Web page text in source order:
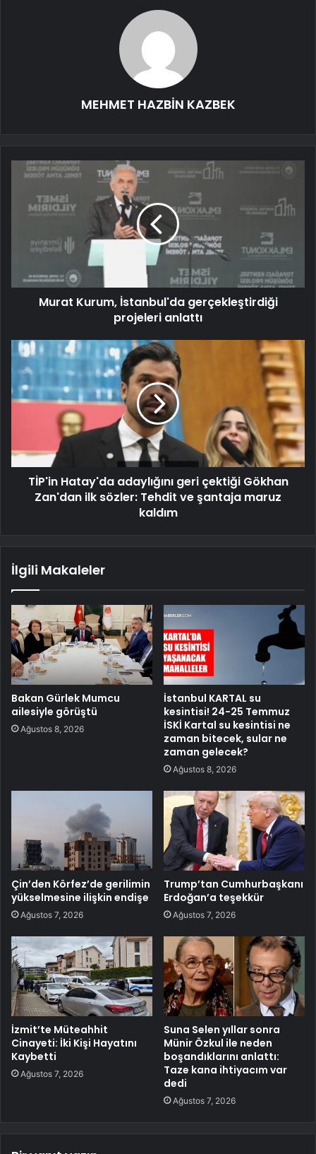
MEHMET HAZBİN KAZBEK
Murat Kurum, İstanbul'da gerçekleştirdiği
projeleri anlattı
TİP'in Hatay'da adaylığını geri çektiği Gökhan
Zan'dan ilk sözler: Tehdit ve şantaja maruz
kaldım
İlgili Makaleler
Bakan Gürlek Mumcu
ailesiyle görüştü
Ağustos 8, 2026
İstanbul KARTAL su
kesintisi! 24-25 Temmuz
İSKİ Kartal su kesintisi ne
zaman bitecek, sular ne
zaman gelecek?
Ağustos 8, 2026
Çin’den Körfez’de gerilimin
yükselmesine ilişkin endişe
Ağustos 7, 2026
Trump’tan Cumhurbaşkanı
Erdoğan’a teşekkür
Ağustos 7, 2026
İzmit’te Müteahhit
Cinayeti: İki Kişi Hayatını
Kaybetti
Ağustos 7, 2026
Suna Selen yıllar sonra
Münir Özkul ile neden
boşandıklarını anlattı:
Taze kana ihtiyacım var
dedi
Ağustos 7, 2026